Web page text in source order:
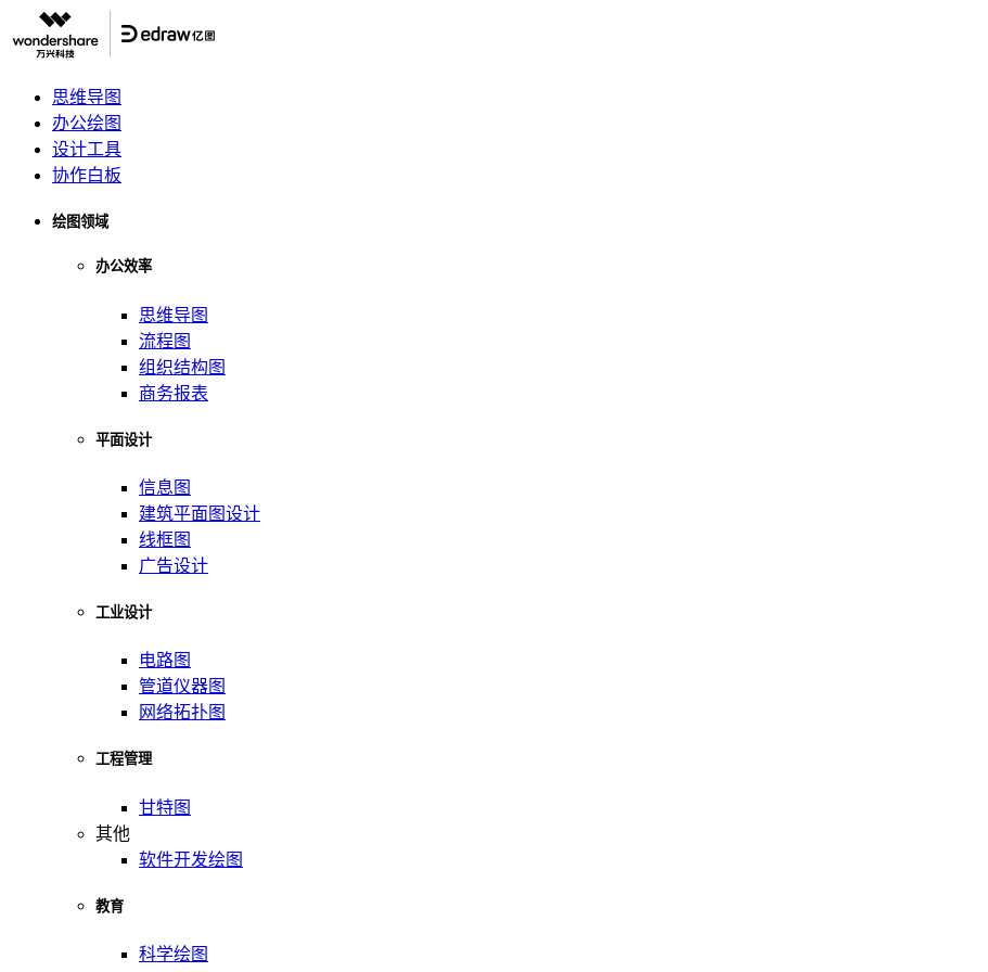
思维导图
办公绘图
设计工具
协作白板
绘图领域
办公效率
思维导图
流程图
组织结构图
商务报表
平面设计
信息图
建筑平面图设计
线框图
广告设计
工业设计
电路图
管道仪器图
网络拓扑图
工程管理
甘特图
其他
软件开发绘图
教育
科学绘图